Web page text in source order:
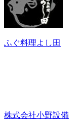
ふぐ料理よし田
株式会社小野設備